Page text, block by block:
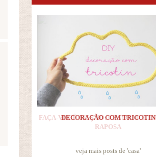
DECORAÇÃO COM TRICOTIN
veja mais posts de 'casa'